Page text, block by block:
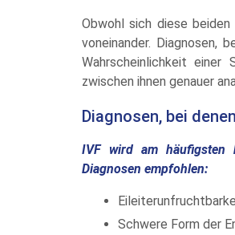
Obwohl sich diese
voneinander. Diagnosen,
Wahrscheinlichkeit
zwischen ihnen genauer
Diagnosen, bei
IVF wird am häufigsten
Diagnosen empfohlen:
Schwere Form der